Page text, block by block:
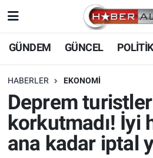
GÜNDEM GÜNCEL
HABERLER EKONOMİ
Deprem
korkutmadı! İyi
ana kadar iptal
Nöbetçi Eczaneler
Hava Durumu
Trafik Durumu
Süper Lig Puan Durumu ve